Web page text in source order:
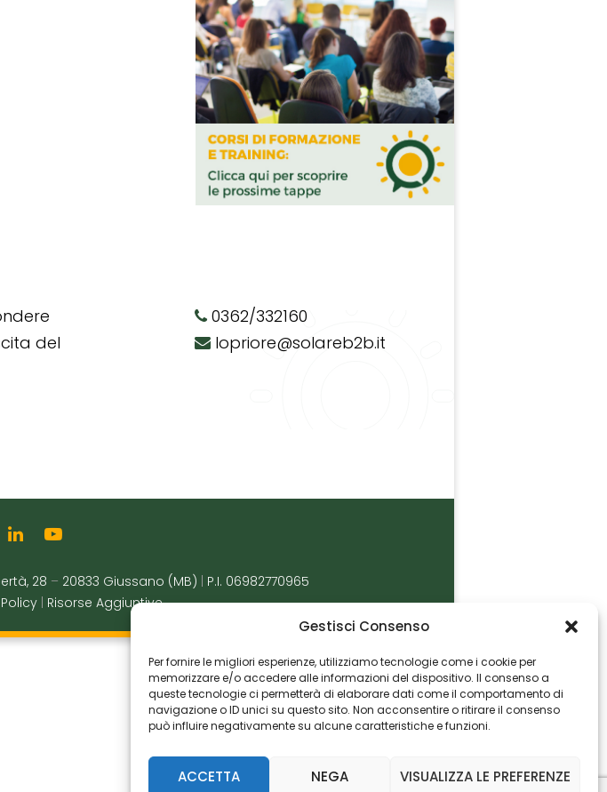
Gestisci Consenso
Per fornire le migliori esperienze, utilizziamo tecnologie come i cookie per
memorizzare e/o accedere alle informazioni del dispositivo. Il consenso a
queste tecnologie ci permetterà di elaborare dati come il comportamento di
navigazione o ID unici su questo sito. Non acconsentire o ritirare il consenso
può influire negativamente su alcune caratteristiche e funzioni.
ACCETTA NEGA VISUALIZZA LE PREFERENZE
del
0362/332160
lopriore@solareb2b.it
28 – 20833 Giussano (MB)
P.I. 06982770965
Risorse Aggiuntive